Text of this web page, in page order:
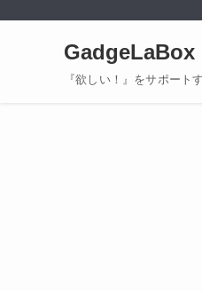
GadgeLaBox
『欲しい！』をサポート